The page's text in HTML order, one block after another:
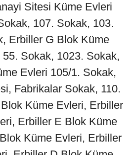
Sitesi Küme Evleri
107. Sokak, 103.
Erbiller G Blok Küme
Sokak, 1023. Sokak,
Evleri 105/1. Sokak,
Fabrikalar Sokak, 110.
Küme Evleri, Erbiller
Erbiller E Blok Küme
Küme Evleri, Erbiller